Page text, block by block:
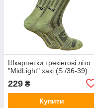
Шкарпетки трекінгові літо
"MidLight" хакі (S /36-39)
229 ₴
Купити